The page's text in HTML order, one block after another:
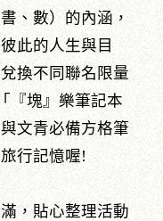
、數）的內涵，
此的人生與目
換不同聯名限量
『塊』樂筆記本
文青必備方格筆
行記憶喔!
，貼心整理活動